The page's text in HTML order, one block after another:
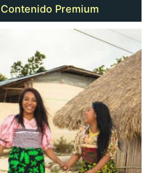
Contenido Premium